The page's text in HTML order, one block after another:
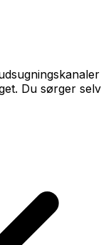
Du sørger selv